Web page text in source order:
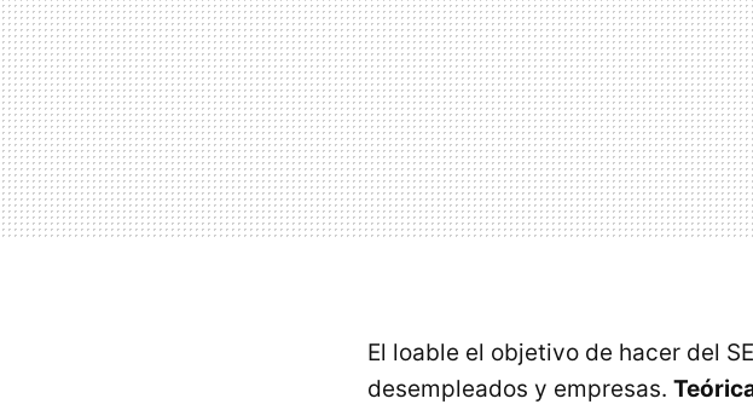
El loable el objetivo de hacer del
desempleados y empresas.